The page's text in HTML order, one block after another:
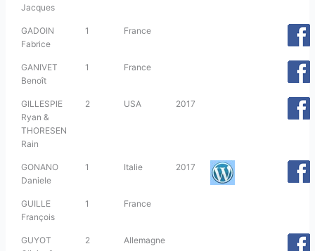
Jacques
GADOIN
Fabrice
1 France
GANIVET
Benoît
1 France
GILLESPIE
Ryan &
THORESEN
Rain
2 USA 2017
GONANO
Daniele
1 Italie 2017
GUILLE
François
1 France
GUYOT
2 Allemagne